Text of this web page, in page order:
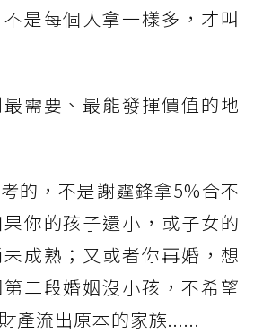
是每個人拿一樣多，才叫
需要、最能發揮價值的地
的，不是謝霆鋒拿5%合不
你的孩子還小，或子女的
成熟；又或者你再婚，想
二段婚姻沒小孩，不希望
產流出原本的家族......